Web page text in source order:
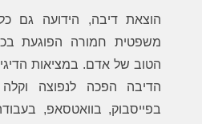
הוצאת דיבה, הידועה גם
משפטית חמורה הפוגעת
הטוב של אדם. במציאות
הדיבה הפכה לנפוצה
בפייסבוק, בוואטסאפ,